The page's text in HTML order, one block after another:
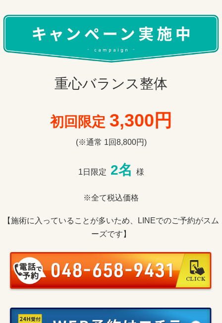
重心バランス整体
初回限定 3,300円
(※通常 1回8,800円)
1日限定 2名 様
※全て税込価格
【施術に入っていることが多いため、LINEでのご予約がスム
ーズです】